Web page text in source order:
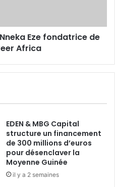
Eze fondatrice de
Africa
EDEN & MBG Capital
structure un financement
de 300 millions d’euros
pour désenclaver la
Moyenne Guinée
il y a 2 semaines